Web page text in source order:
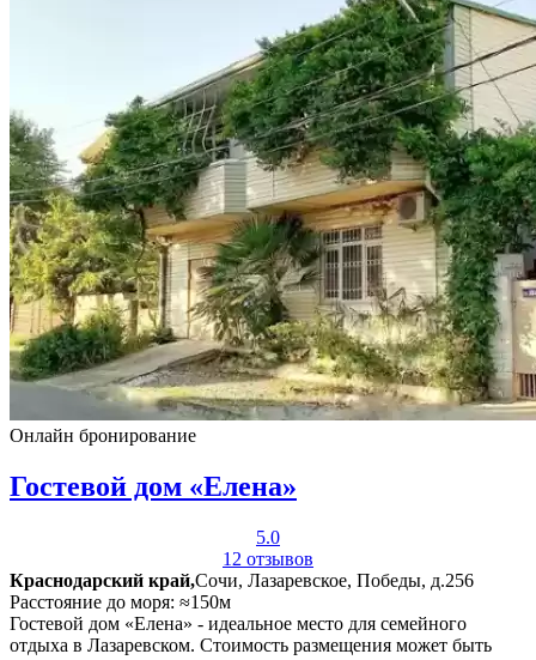
Онлайн бронирование
Гостевой дом «Елена»
5.0
12 отзывов
Краснодарский край,Сочи, Лазаревское, Победы, д.256
Расстояние до моря: ≈150м
Гостевой дом «Елена» - идеальное место для семейного
отдыха в Лазаревском. Стоимость размещения может быть